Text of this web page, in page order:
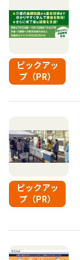
ピックアッ
プ（PR）
ピックアッ
プ（PR）